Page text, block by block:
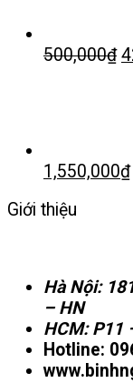
500,000₫
Giá
là:
1,550,000₫
Giới thiệu
Hà Nội:
– HN
HCM: P11
Hotline: